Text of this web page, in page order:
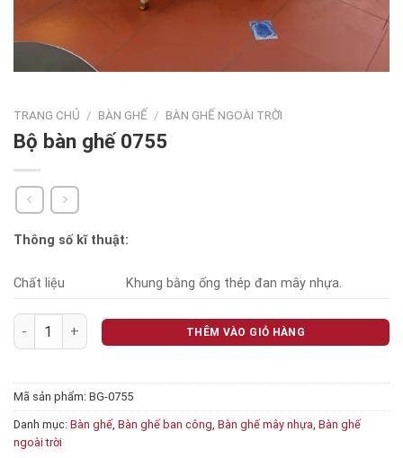
TRANG CHỦ / BÀN GHẾ / BÀN GHẾ NGOÀI TRỜI
Bộ bàn ghế 0755
Thông số kĩ thuật:
Chất liệu Khung bằng ống thép đan mây nhựa.
Bộ bàn ghế 0755 số lượng
THÊM VÀO GIỎ HÀNG
Mã sản phẩm: BG-0755
Danh mục: Bàn ghế, Bàn ghế ban công, Bàn ghế mây nhựa, Bàn ghế
ngoài trời